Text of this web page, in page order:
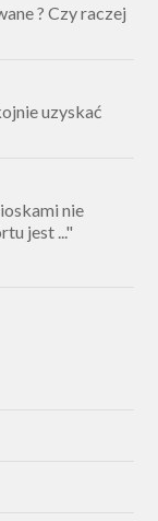
? Czy raczej
uzyskać
nie
jest ..."